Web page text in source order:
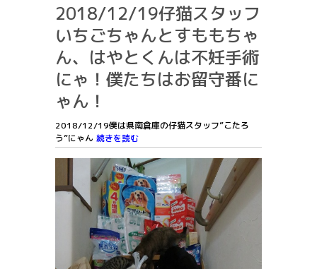
2018/12/19仔猫スタッフ
いちごちゃんとすももちゃ
ん、はやとくんは不妊手術
にゃ！僕たちはお留守番に
ゃん！
2018/12/19僕は県南倉庫の仔猫スタッフ”こたろ
う”にゃん 続きを読む